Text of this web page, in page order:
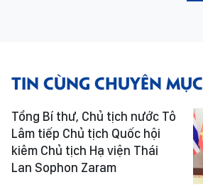
TIN CÙNG CHUYÊN MỤC
Tổng Bí thư, Chủ tịch nước Tô
Lâm tiếp Chủ tịch Quốc hội
kiêm Chủ tịch Hạ viện Thái
Lan Sophon Zaram